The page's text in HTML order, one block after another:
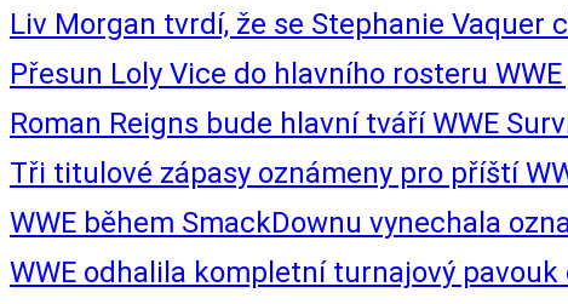
Liv Morgan tvrdí, že se Stephanie Vaquer
Přesun Loly Vice do hlavního rosteru
Roman Reigns bude hlavní tváří WWE
Tři titulové zápasy oznámeny pro příští
WWE během SmackDownu vynechala
WWE odhalila kompletní turnajový pavouk